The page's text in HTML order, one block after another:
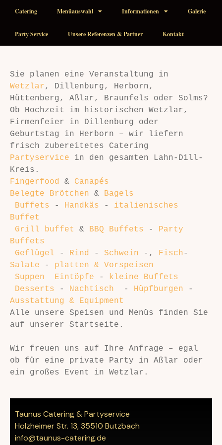
Catering Menüauswahl Informationen Galerie
Party Service Unsere Referenzen & Partner Kontakt
Wetzlar, Dillenburg, Herborn,
Hüttenberg, Aßlar, Braunfels oder Solms?
Ob Hochzeit im historischen Wetzlar,
Firmenfeier in Dillenburg oder
Geburtstag in Herborn – wir liefern
Partyservice in den gesamten Lahn-Dill-
Kreis.
Fingerfood & Canapés
Belegte Brötchen & Bagels
Buffets - Handkäs - italienisches
Buffet
Grill buffet
& BBQ Buffets - Party
Buffets
Geflügel - Rind - Schwein -, Fisch
Salate - platten & Vorspeisen
Suppen
Eintöpfe - kleine Buffets
Desserts - Nachtisch
  -
Hüpfburgen
Ausstattung & Equipment
Alle unsere Speisen und Menüs finden Sie
auf unserer Startseite.
Wir freuen uns auf Ihre Anfrage – egal
ob für eine private Party in Aßlar oder
ein großes Event in Wetzlar.
Taunus Catering & Partyservice
Holzheimer Str. 13, 35510 Butzbach
info@taunus-catering.de